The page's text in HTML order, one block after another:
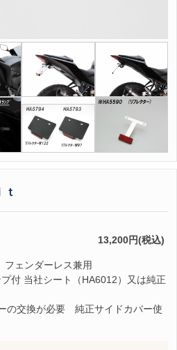
13,200円(税込)
ェンダーレス兼用
付 当社シート（HA6012）又は純正
の交換が必要 純正サイドカバー使